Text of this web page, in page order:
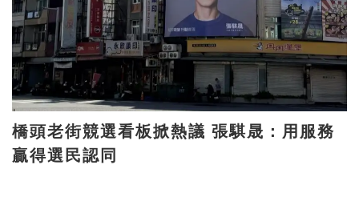
橋頭老街競選看板掀熱議 張騏晟：用服務
贏得選民認同